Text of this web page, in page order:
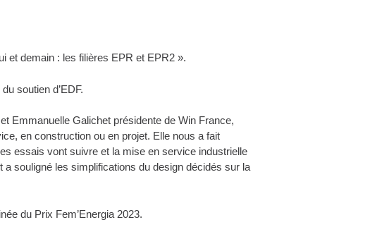
et demain : les filières EPR et EPR2 ».
soutien d’EDF.
Emmanuelle Galichet présidente de Win France,
en construction ou en projet. Elle nous a fait
essais vont suivre et la mise en service industrielle
souligné les simplifications du design décidés sur la
du Prix Fem’Energia 2023.